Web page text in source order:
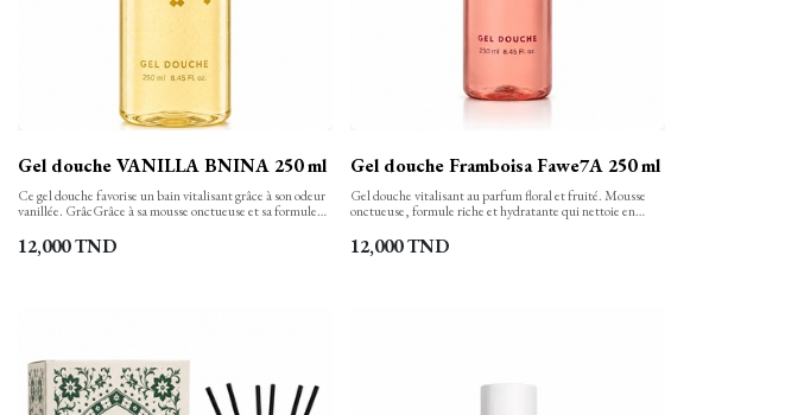
Gel douche VANILLA BNINA 250 ml
Ce gel douche favorise un bain vitalisant grâce à son odeur
vanillée. GrâcGrâce à sa mousse onctueuse et sa formule
subtilement parfumé. Votre peau est ainsi bien protégée et
hydratée.
12,000TND
Gel douche Framboisa Fawe7A 250 ml
Gel douche vitalisant au parfum floral et fruité. Mousse
onctueuse, formule riche et hydratante qui nettoie en
parfumée.
12,000TND